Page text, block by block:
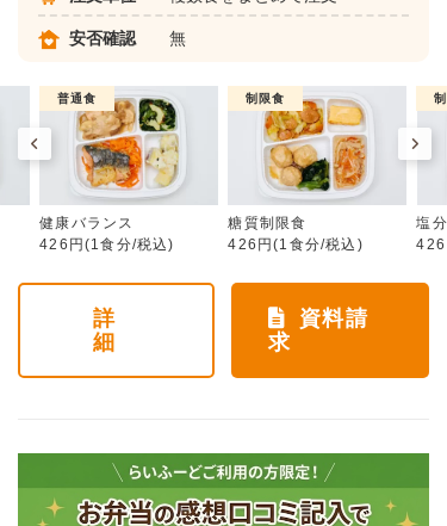
安否確認 無
普通食
健康バランス
426円(1食分/税込)
制限食
糖質制限食
426円(1食分/税込)
塩
詳
細
資料請
求